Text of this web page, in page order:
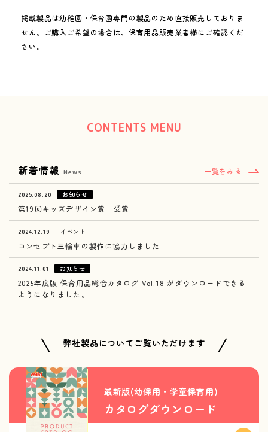
お問い合わせ
miki channel
掲載製品は幼稚園・保育園専門の製品のため直接販売しておりま
せん。 ご購入ご希望の場合は、保育用品販売業者様にご確認くだ
さい。
CONTENTS MENU
新着情報 News 一覧をみる
2025.08.20 お知らせ
第19回キッズデザイン賞 受賞
2024.12.19 イベント
コンセプト三輪車の製作に協力しました
2024.11.01 お知らせ
2025年度版 保育用品総合カタログ Vol.18 がダウンロードできる
ようになりました。
弊社製品についてご覧いただけます
最新版(幼保用・学童保育用)
カタログダウンロード